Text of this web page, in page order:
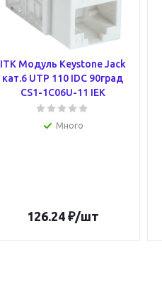
ITK Модуль Keystone Jack
кат.6 UTP 110 IDC 90град
CS1-1C06U-11 IEK
Много
126.24₽/шт